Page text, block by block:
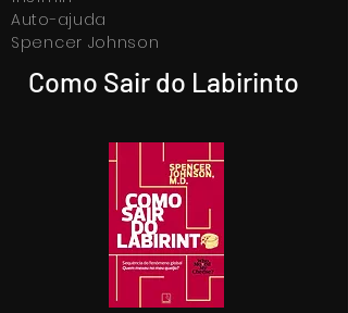
Auto-ajuda
Spencer Johnson
Como Sair do Labirinto